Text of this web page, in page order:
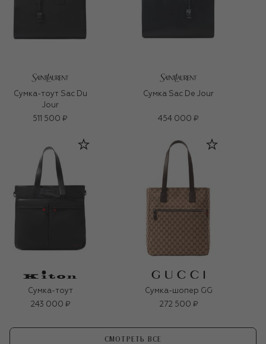
Сумка-тоут Sac Du
Jour
511 500 ₽
Сумка Sac De Jour
454 000 ₽
Сумка-тоут
243 000 ₽
Сумка-шопер GG
272 500 ₽
СМОТРЕТЬ ВСЕ